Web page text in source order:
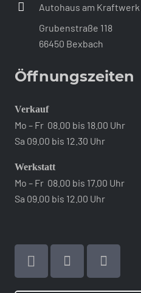
Autohaus am Kraftwerk
Grubenstraße 118
66450 Bexbach
Öffnungszeiten
Verkauf
Mo – Fr 08.00 bis 18.00 Uhr
Sa 09.00 bis 12.30 Uhr
Werkstatt
Mo – Fr 08.00 bis 17.00 Uhr
Sa 09.00 bis 12.00 Uhr